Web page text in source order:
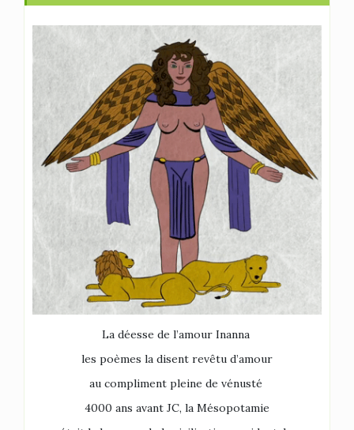
La déesse de l’amour Inanna
les poèmes la disent revêtu d’amour
au compliment pleine de vénusté
4000 ans avant JC, la Mésopotamie